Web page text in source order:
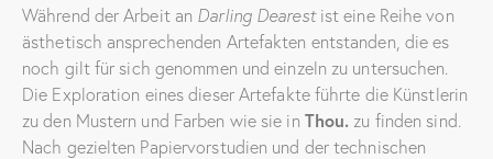
​Während der Arbeit an Darling Dearestist eine Reihe von
ästhetisch ansprechenden Artefakten entstanden, die es
noch gilt für sich genommen und einzeln zu untersuchen.
Die Exploration eines dieser Artefakte führte die Künstlerin
zu den Mustern und Farben wie sie in Thou. zu finden sind.
Nach gezielten Papiervorstudien und der technischen